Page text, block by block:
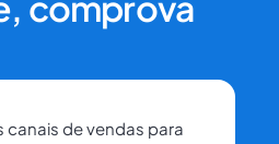
canais de vendas para